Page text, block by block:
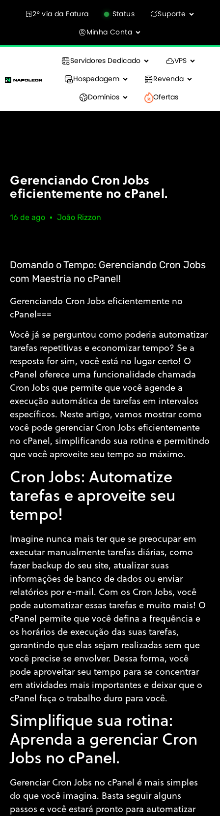
2° via da Fatura Status
Suporte
Minha Conta
Servidores Dedicado
VPS
Hospedagem
Revenda
Domínios
Ofertas
Gerenciando Cron Jobs
eficientemente no cPanel.
16 de ago João Rizzon
Domando o Tempo: Gerenciando Cron Jobs
com Maestria no cPanel!
Gerenciando Cron Jobs eficientemente no
cPanel===
Você já se perguntou como poderia automatizar
tarefas repetitivas e economizar tempo? Se a
resposta for sim, você está no lugar certo! O
cPanel oferece uma funcionalidade chamada
Cron Jobs que permite que você agende a
execução automática de tarefas em intervalos
específicos. Neste artigo, vamos mostrar como
você pode gerenciar Cron Jobs eficientemente
no cPanel, simplificando sua rotina e permitindo
que você aproveite seu tempo ao máximo.
Cron Jobs: Automatize
tarefas e aproveite seu
tempo!
Imagine nunca mais ter que se preocupar em
executar manualmente tarefas diárias, como
fazer backup do seu site, atualizar suas
informações de banco de dados ou enviar
relatórios por e-mail. Com os Cron Jobs, você
pode automatizar essas tarefas e muito mais! O
cPanel permite que você defina a frequência e
os horários de execução das suas tarefas,
garantindo que elas sejam realizadas sem que
você precise se envolver. Dessa forma, você
pode aproveitar seu tempo para se concentrar
em atividades mais importantes e deixar que o
cPanel faça o trabalho duro para você.
Simplifique sua rotina:
Aprenda a gerenciar Cron
Jobs no cPanel.
Gerenciar Cron Jobs no cPanel é mais simples
do que você imagina. Basta seguir alguns
passos e você estará pronto para automatizar